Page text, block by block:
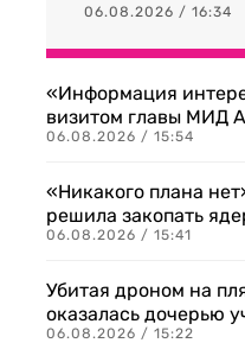
06.08.2026 / 16:34
«Информация
визитом главы МИД
06.08.2026 / 15:54
«Никакого плана
решила закопать
06.08.2026 / 15:41
Убитая дроном на
оказалась дочерью
06.08.2026 / 15:22